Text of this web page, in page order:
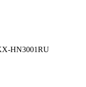
HN3001RU